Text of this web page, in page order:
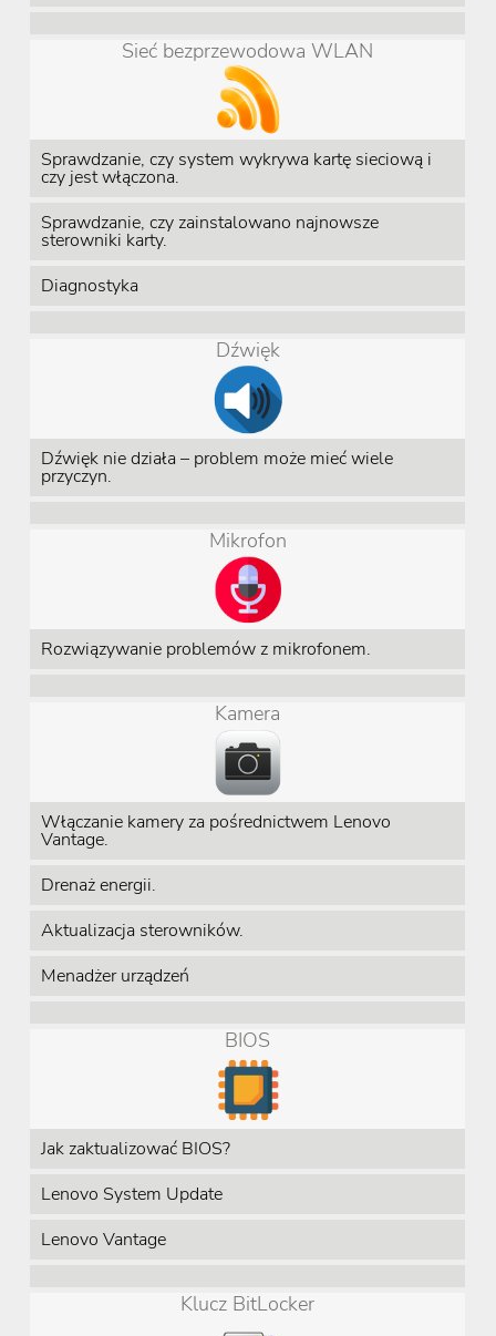
Sieć bezprzewodowa WLAN
Sprawdzanie, czy system wykrywa kartę sieciową i
czy jest włączona.
Sprawdzanie, czy zainstalowano najnowsze
sterowniki karty.
Diagnostyka
Dźwięk
Dźwięk nie działa – problem może mieć wiele
przyczyn.
Mikrofon
Rozwiązywanie problemów z mikrofonem.
Kamera
Włączanie kamery za pośrednictwem Lenovo
Vantage.
Drenaż energii.
Aktualizacja sterowników.
Menadżer urządzeń
BIOS
Jak zaktualizować BIOS?
Lenovo System Update
Lenovo Vantage
Klucz BitLocker